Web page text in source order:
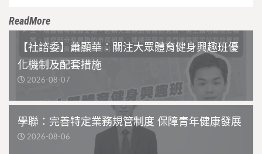
ReadMore
【社諮委】蕭顯華：關注大眾體育健身興趣班優
化機制及配套措施
2026-08-07
學聯：完善特定業務規管制度 保障青年健康發展
2026-08-06